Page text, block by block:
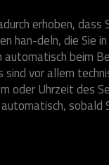
erhoben, dass
han-deln, die Sie
beim
vor allem
oder Uhrzeit des
sobald